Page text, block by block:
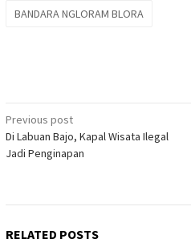
BANDARA NGLORAM BLORA
Post
navigation
Previous post
Di Labuan Bajo, Kapal Wisata Ilegal
Jadi Penginapan
RELATED POSTS